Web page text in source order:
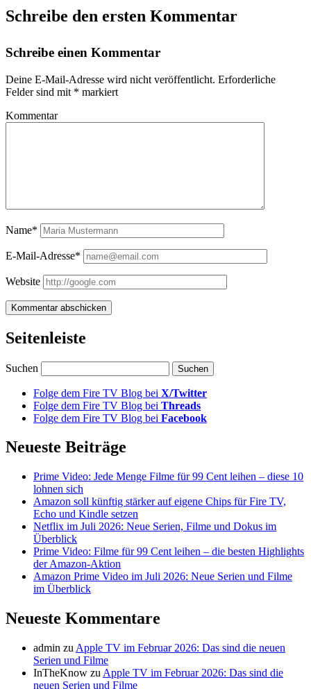
Schreibe den ersten Kommentar
Schreibe einen Kommentar
Deine E-Mail-Adresse wird nicht veröffentlicht. Erforderliche
Felder sind mit * markiert
Kommentar
Name*
E-Mail-Adresse*
Website
Seitenleiste
Suchen
Folge dem Fire TV Blog bei X/Twitter
Folge dem Fire TV Blog bei Threads
Folge dem Fire TV Blog bei Facebook
Neueste Beiträge
Prime Video: Jede Menge Filme für 99 Cent leihen – diese 10
lohnen sich
Amazon soll künftig stärker auf eigene Chips für Fire TV,
Echo und Kindle setzen
Netflix im Juli 2026: Neue Serien, Filme und Dokus im
Überblick
Prime Video: Filme für 99 Cent leihen – die besten Highlights
der Amazon-Aktion
Amazon Prime Video im Juli 2026: Neue Serien und Filme
im Überblick
Neueste Kommentare
admin zu Apple TV im Februar 2026: Das sind die neuen
Serien und Filme
InTheKnow zu Apple TV im Februar 2026: Das sind die
neuen Serien und Filme